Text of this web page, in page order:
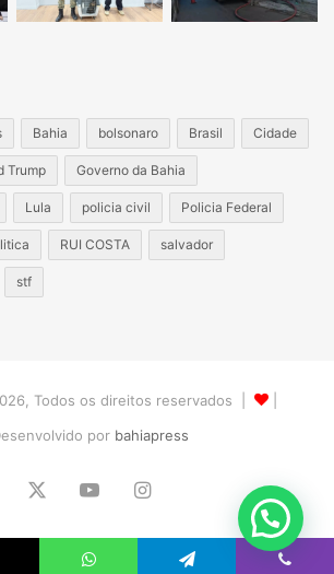
Bahia bolsonaro Brasil Cidade
Trump Governo da Bahia
Lula policia civil Policia Federal
RUI COSTA salvador
stf
Todos os direitos reservados |
por bahiapress
YouTubeInstagram